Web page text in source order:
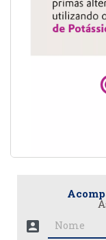
account_box